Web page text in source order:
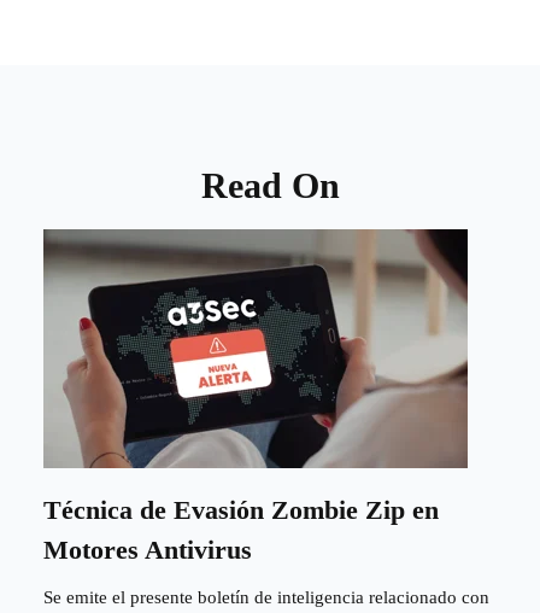
Read On
Técnica de Evasión Zombie Zip en
Motores Antivirus
Se emite el presente boletín de inteligencia relacionado con